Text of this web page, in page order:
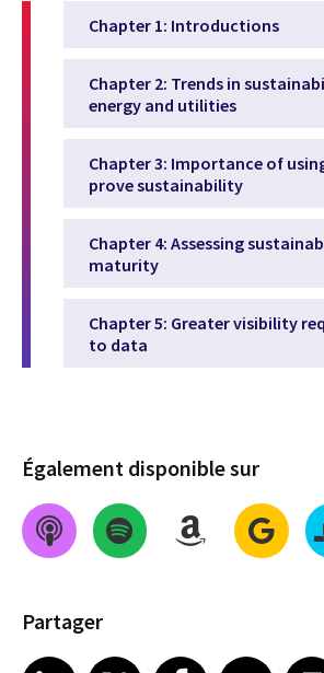
Chapter 1: Introductions
Chapter 2: Trends in
energy and utilities
Chapter 3: Importance of
prove sustainability
Chapter 4: Assessing
maturity
Chapter 5: Greater visibility
to data
Également disponible sur
Partager